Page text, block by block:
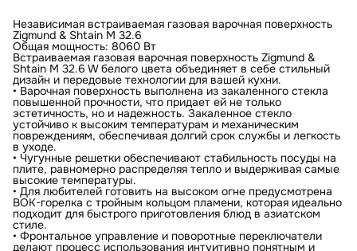
Независимая встраиваемая газовая варочная поверхность
Zigmund & Shtain M 32.6
Общая мощность: 8060 Вт
Встраиваемая газовая варочная поверхность Zigmund &
Shtain M 32.6 W белого цвета объединяет в себе стильный
дизайн и передовые технологии для вашей кухни.
• Варочная поверхность выполнена из закаленного стекла
повышенной прочности, что придает ей не только
эстетичность, но и надежность. Закаленное стекло
устойчиво к высоким температурам и механическим
повреждениям, обеспечивая долгий срок службы и легкость
в уходе.
• Чугунные решетки обеспечивают стабильность посуды на
плите, равномерно распределяя тепло и выдерживая самые
высокие температуры.
• Для любителей готовить на высоком огне предусмотрена
ВОК-горелка с тройным кольцом пламени, которая идеально
подходит для быстрого приготовления блюд в азиатском
стиле.
• Фронтальное управление и поворотные переключатели
делают процесс использования интуитивно понятным и